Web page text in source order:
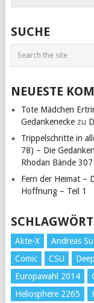
SUCHE
NEUESTE
Tote Mädchen
Gedankeneckezu
Trippelschritte in
78) – Die
Rhodan Bände
Fern der Heimat –
Hoffnung – Teil 1
Akte-X Andreas
Comic
CSU
Europawahl 2014
Heliosphere 2265